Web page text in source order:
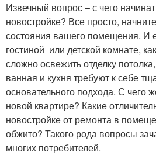
Извечный вопрос – с чего
новостройке? Все просто,
состояния вашего помещения. И
гостиной или детской комнате,
сложно освежить отделку
ванная и кухня требуют к себе
основательного подхода. С чего
новой квартире? Какие
новостройке от ремонта в
обжито? Такого рода вопросы
многих потребителей.